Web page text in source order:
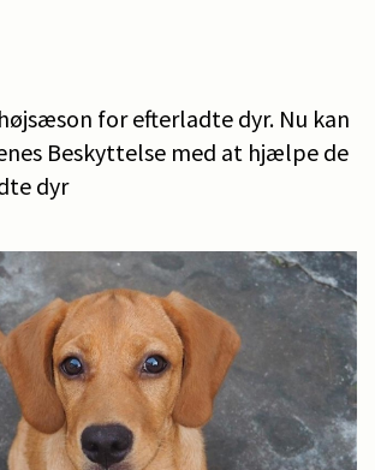
for efterladte dyr. Nu kan
Beskyttelse med at hjælpe de
dyr